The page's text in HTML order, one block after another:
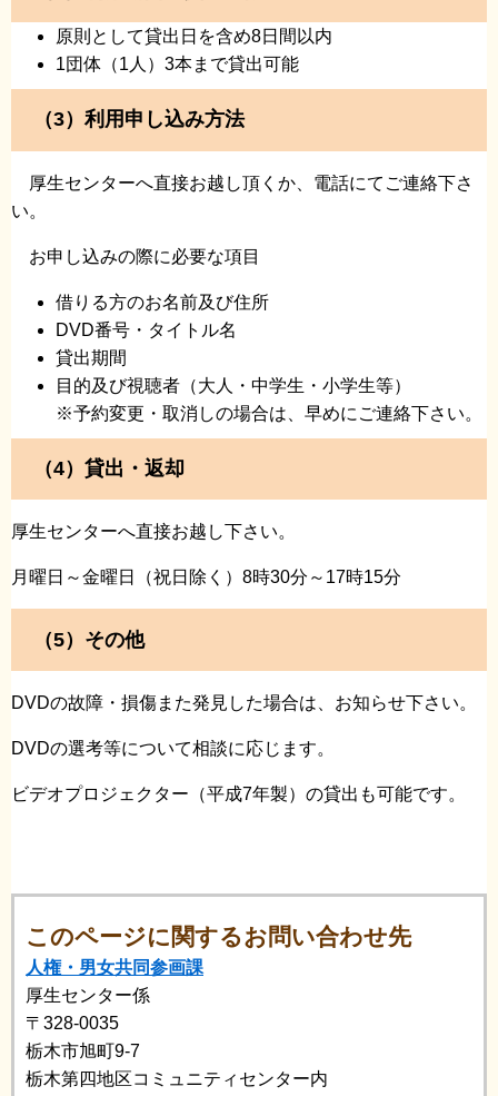
原則として貸出日を含め8日間以内
1団体（1人）3本まで貸出可能
（3）利用申し込み方法
厚生センターへ直接お越し頂くか、電話にてご連絡下さ
い。
お申し込みの際に必要な項目
借りる方のお名前及び住所
DVD番号・タイトル名
貸出期間
目的及び視聴者（大人・中学生・小学生等）
※予約変更・取消しの場合は、早めにご連絡下さい。
（4）貸出・返却
厚生センターへ直接お越し下さい。
月曜日～金曜日（祝日除く）8時30分～17時15分
（5）その他
DVDの故障・損傷また発見した場合は、お知らせ下さい。
DVDの選考等について相談に応じます。
ビデオプロジェクター（平成7年製）の貸出も可能です。
このページに関するお問い合わせ先
人権・男女共同参画課
厚生センター係
〒328-0035
栃木市旭町9-7
栃木第四地区コミュニティセンター内